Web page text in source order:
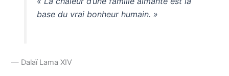
base du vrai bonheur humain. »
— Dalaï Lama XIV